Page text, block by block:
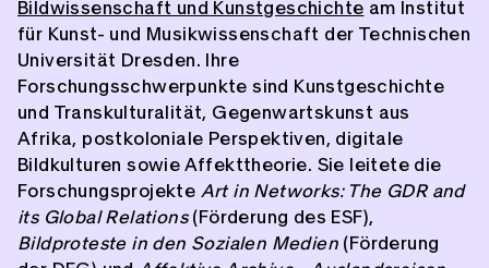
Bildwissenschaft und Kunstgeschichte am Institut
für Kunst- und Musikwissenschaft der Technischen
Universität Dresden. Ihre
Forschungsschwerpunkte sind Kunstgeschichte
und Transkulturalität, Gegenwartskunst aus
Afrika, postkoloniale Perspektiven, digitale
Bildkulturen sowie Affekttheorie. Sie leitete die
Forschungsprojekte Art in Networks: The GDR and
its Global Relations(Förderung des ESF),
Bildproteste in den Sozialen Medien (Förderung